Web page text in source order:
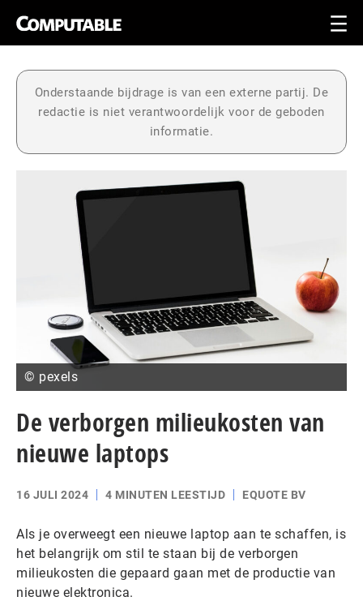
Onderstaande bijdrage is van een externe partij. De
redactie is niet verantwoordelijk voor de geboden
informatie.
© pexels
De verborgen milieukosten van
nieuwe laptops
16 JULI 2024 4 MINUTEN LEESTIJD EQUOTE BV
Als je overweegt een nieuwe laptop aan te schaffen, is
het belangrijk om stil te staan bij de verborgen
milieukosten die gepaard gaan met de productie van
nieuwe elektronica.